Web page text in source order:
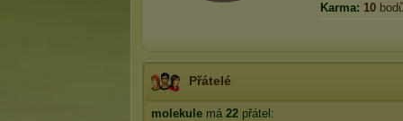
Karma: 10
Přátelé
molekule má 22 přátel: